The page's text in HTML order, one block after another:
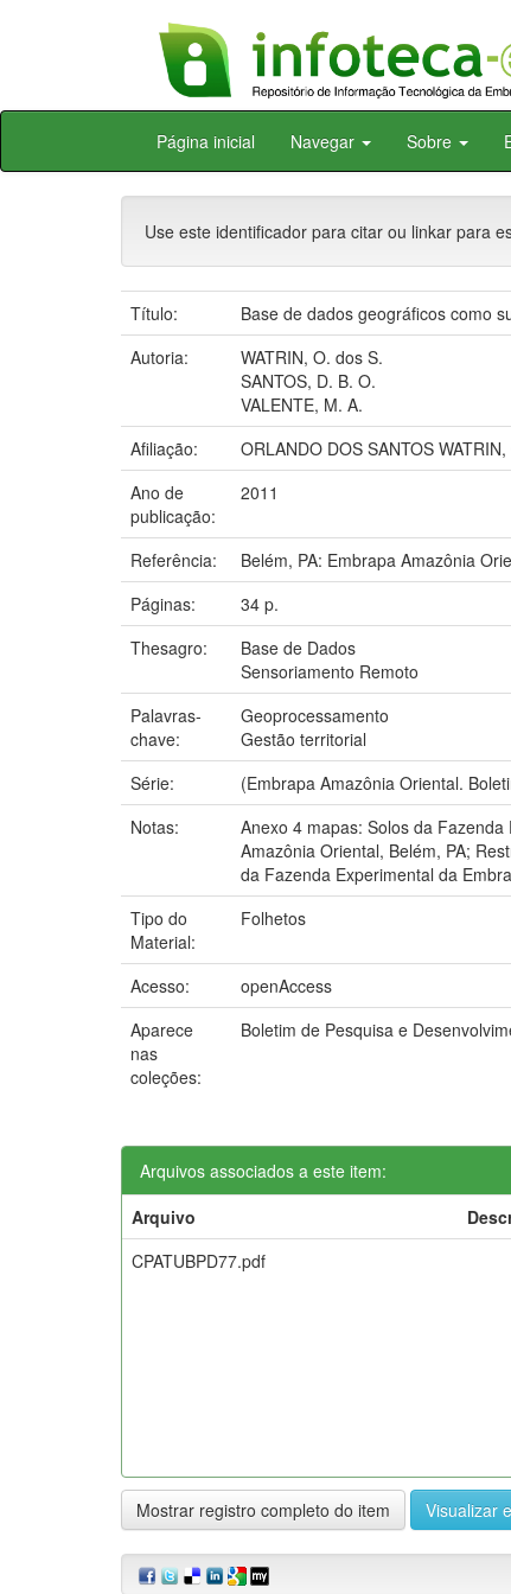
Skip
Página inicial Navegar Sobre
Use este identificador para citar ou linkar para
Título:
Base de dados geográficos como
Autoria:
WATRIN, O. dos S.
SANTOS, D. B. O.
VALENTE, M. A.
Afiliação:
ORLANDO DOS SANTOS
Ano de
publicação:
2011
Referência:
Belém, PA: Embrapa Amazônia
Páginas:
34 p.
Thesagro:
Base de Dados
Sensoriamento Remoto
Palavras-
chave:
Geoprocessamento
Gestão territorial
Série:
(Embrapa Amazônia Oriental.
Notas:
Anexo 4 mapas: Solos da
Amazônia Oriental, Belém, PA;
da Fazenda Experimental da
Tipo do
Material:
Folhetos
Acesso:
openAccess
Aparece
nas
coleções:
Boletim de Pesquisa e
Arquivos associados a este item:
Arquivo
CPATUBPD77.pdf
Mostrar registro completo do item Visualizar